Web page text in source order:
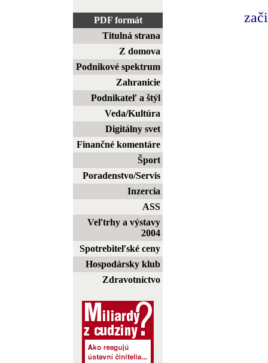
PDF formát
Titulná strana
Z domova
Podnikové spektrum
Zahranicie
Podnikateľ a štýl
Veda/Kultúra
Digitálny svet
Finančné komentáre
Šport
Poradenstvo/Servis
Inzercia
ASS
Veľtrhy a výstavy
2004
Spotrebiteľské ceny
Hospodársky klub
Zdravotníctvo